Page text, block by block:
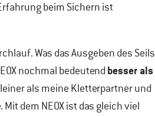
beim Sichern ist
Was das Ausgeben des Seils
nochmal bedeutend besser als
als meine Kletterpartner und
dem NEOX ist das gleich viel